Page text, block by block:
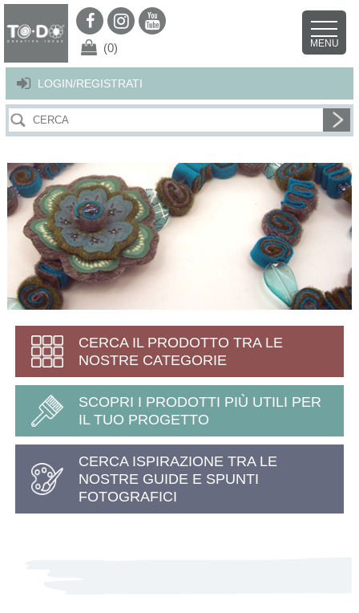
Per offrirti il miglior servizio possibile questo sito utilizza i cookies.
Continuando la navigazione nel sito autorizzi l’uso dei cookies. Per ulteriori
LOGIN/REGISTRATI
(0) MENU
CERCA IL PRODOTTO TRA LE
NOSTRE CATEGORIE
SCOPRI I PRODOTTI PIÙ UTILI PER
IL TUO PROGETTO
CERCA ISPIRAZIONE TRA LE
NOSTRE GUIDE E SPUNTI
FOTOGRAFICI